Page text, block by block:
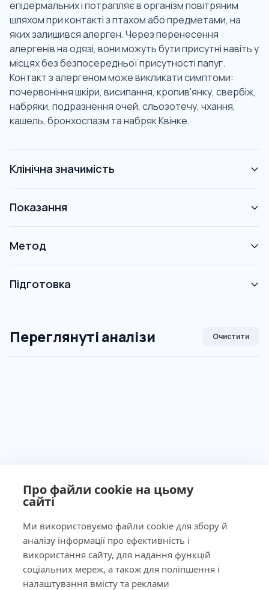
Про файли cookie на цьому
сайті
Ми використовуємо файли cookie для збору й
аналізу інформації про ефективність і
використання сайту, для надання функцій
соціальних мереж, а також для поліпшення і
налаштування вмісту та реклами
епідермальних і потрапляє в організм повітряним
шляхом при контакті з птахом або предметами, на
яких залишився алерген. Через перенесення
алергенів на одязі, вони можуть бути присутні навіть у
місцях без безпосередньої присутності папуг.
Контакт з алергеном може викликати симптоми:
почервоніння шкіри, висипання, кропив'янку, свербіж,
набряки, подразнення очей, сльозотечу, чхання,
кашель, бронхоспазм та набряк Квінке.
Клінічна значимість
Показання
Метод
Підготовка
Переглянуті аналізи Очистити
Ліцензія МОЗ України №603260 від 23.09.2011